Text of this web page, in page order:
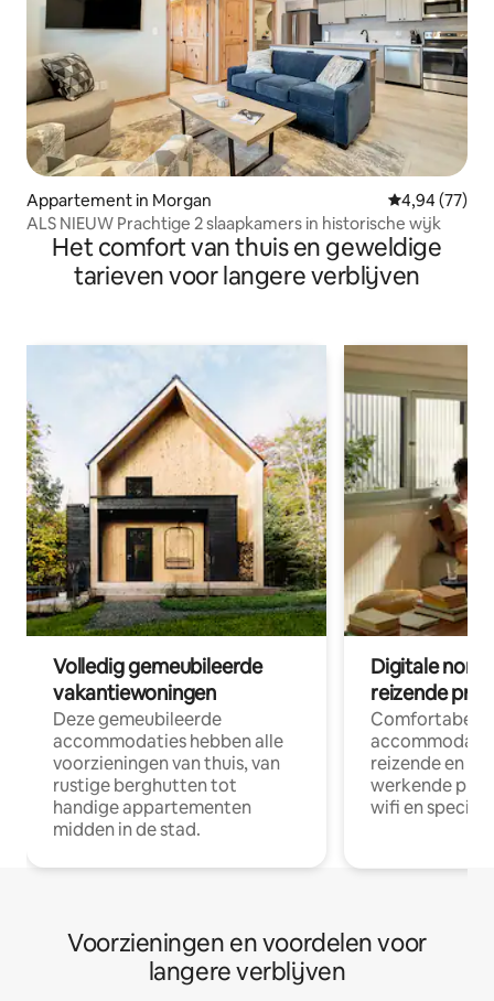
Appartement in Morgan Gemiddelde
4,94 (77)
ALS NIEUW Prachtige 2 slaapkamers in historische wijk
Het comfort van thuis en geweldige
tarieven voor langere verblijven
Volledig gemeubileerde
vakantiewoningen
Deze gemeubileerde
accommodaties hebben alle
voorzieningen van thuis, van
rustige berghutten tot
handige appartementen
midden in de stad.
Digitale
reizende
Comfortabele
reizende en
werkende
wifi en
Voorzieningen en voordelen voor
langere verblijven